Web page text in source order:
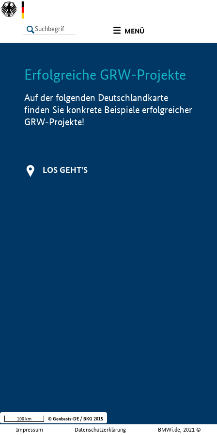
MENÜ
LISTE Info
Erfolgreiche GRW-Projekte
Auf der folgenden Deutschlandkarte
finden Sie konkrete Beispiele erfolgreicher
GRW-Projekte!
LOS GEHT'S
Impressum Datenschutzerklärung BMWi.de, 2021 ©
100 km © Geobasis-DE / BKG 2015